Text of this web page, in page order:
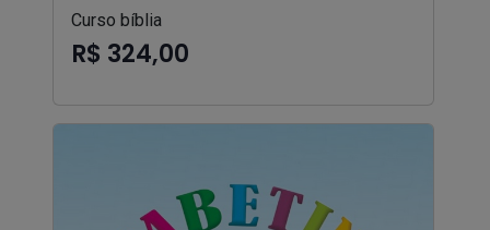
Curso bíblia
R$ 324,00